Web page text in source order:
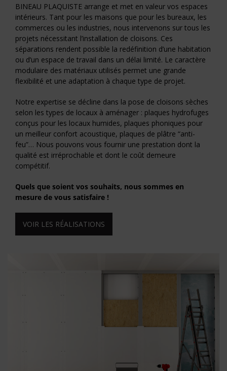
BINEAU PLAQUISTE arrange et met en valeur vos espaces
intérieurs. Tant pour les maisons que pour les bureaux, les
commerces ou les industries, nous intervenons sur tous les
projets nécessitant l’installation de cloisons. Ces
séparations rendent possible la redéfinition d’une habitation
ou d’un espace de travail dans un délai limité. Le caractère
modulaire des matériaux utilisés permet une grande
flexibilité et une adaptation à chaque type de projet.
Notre expertise se décline dans la pose de cloisons sèches
selon les types de locaux à aménager : plaques hydrofuges
conçus pour les locaux humides, plaques phoniques pour
un meilleur confort acoustique, plaques de plâtre “anti-
feu”… Nous pouvons vous fournir une prestation dont la
qualité est irréprochable et dont le coût demeure
compétitif.
Quels que soient vos souhaits, nous sommes en
mesure de vous satisfaire !
VOIR LES RÉALISATIONS